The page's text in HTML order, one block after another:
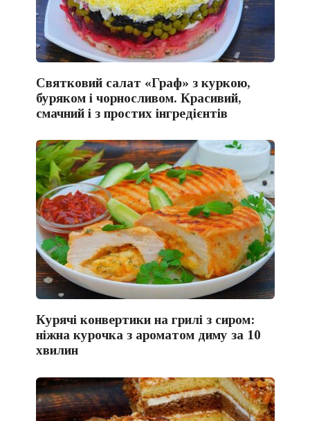
Святковий салат «Граф» з куркою,
буряком і чорносливом. Красивий,
смачний і з простих інгредієнтів
Курячі конвертики на грилі з сиром:
ніжна курочка з ароматом диму за 10
хвилин